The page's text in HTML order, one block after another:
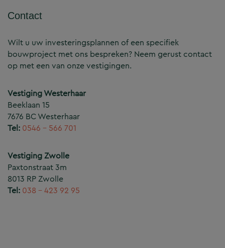
Contact
Wilt u uw investeringsplannen of een specifiek
bouwproject met ons bespreken? Neem gerust contact
op met een van onze vestigingen.
Vestiging Westerhaar
Beeklaan 15
7676 BC Westerhaar
Tel: 0546 – 566 701
Vestiging Zwolle
Paxtonstraat 3m
8013 RP Zwolle
Tel: 038 – 423 92 95